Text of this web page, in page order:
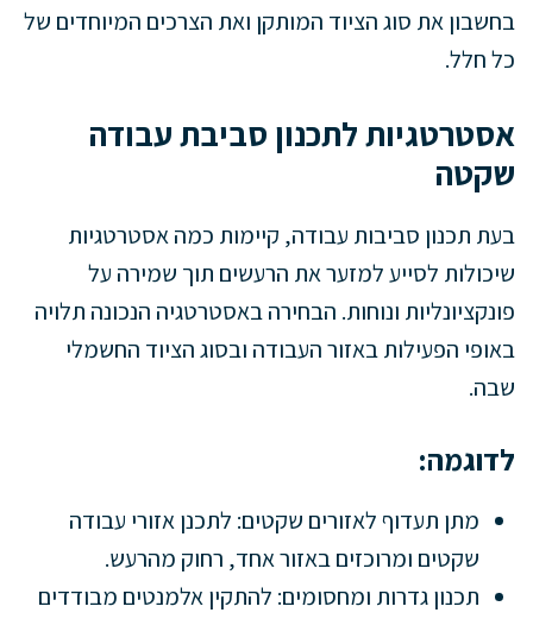
בחשבון את סוג הציוד המותקן ואת הצרכים המיוחדים של
כל חלל.
אסטרטגיות לתכנון סביבת עבודה
שקטה
בעת תכנון סביבות עבודה, קיימות כמה אסטרטגיות
שיכולות לסייע למזער את הרעשים תוך שמירה על
פונקציונליות ונוחות. הבחירה באסטרטגיה הנכונה תלויה
באופי הפעילות באזור העבודה ובסוג הציוד החשמלי
שבה.
לדוגמה:
מתן תעדוף לאזורים שקטים: לתכנן אזורי עבודה
שקטים ומרוכזים באזור אחד, רחוק מהרעש.
תכנון גדרות ומחסומים: להתקין אלמנטים מבודדים